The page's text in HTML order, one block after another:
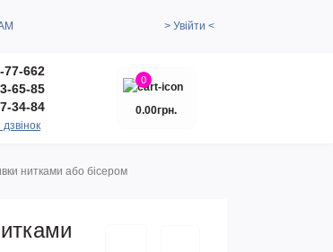
> Увійти <
77-662
65-85
34-84
0
0.00грн.
нитками або бісером